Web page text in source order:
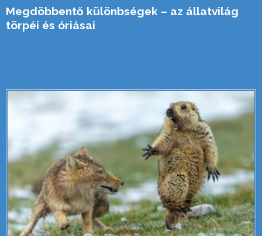
Megdöbbentő különbségek – az állatvilág
törpéi és óriásai